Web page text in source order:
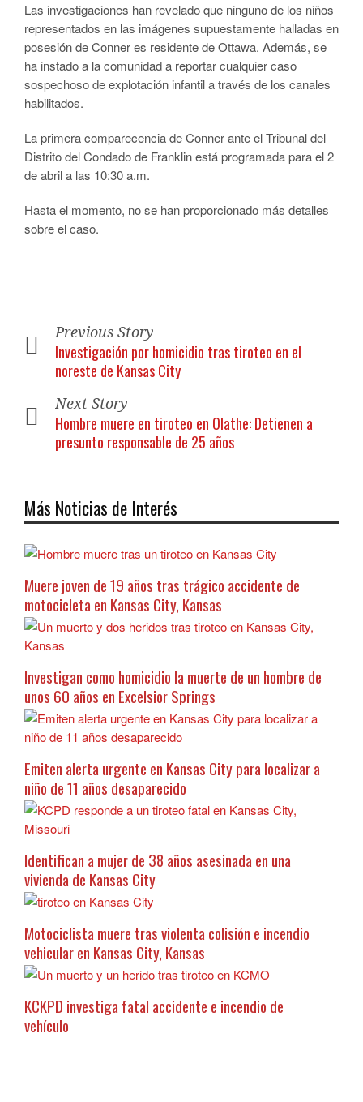
Las investigaciones han revelado que ninguno de los niños
representados en las imágenes supuestamente halladas en
posesión de Conner es residente de Ottawa. Además, se
ha instado a la comunidad a reportar cualquier caso
sospechoso de explotación infantil a través de los canales
habilitados.
La primera comparecencia de Conner ante el Tribunal del
Distrito del Condado de Franklin está programada para el 2
de abril a las 10:30 a.m.
Hasta el momento, no se han proporcionado más detalles
sobre el caso.
Previous Story
Investigación por homicidio tras tiroteo en el
noreste de Kansas City
Next Story
Hombre muere en tiroteo en Olathe: Detienen a
presunto responsable de 25 años
Más Noticias de Interés
Muere joven de 19 años tras trágico accidente de
motocicleta en Kansas City, Kansas
Investigan como homicidio la muerte de un hombre de
unos 60 años en Excelsior Springs
Emiten alerta urgente en Kansas City para localizar a
niño de 11 años desaparecido
Identifican a mujer de 38 años asesinada en una
vivienda de Kansas City
Motociclista muere tras violenta colisión e incendio
vehicular en Kansas City, Kansas
KCKPD investiga fatal accidente e incendio de
vehículo